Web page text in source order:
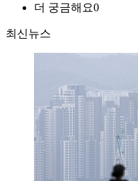
더 궁금해요0
최신뉴스